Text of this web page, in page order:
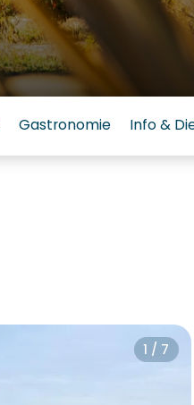
Gastronomie Info &
1 / 7